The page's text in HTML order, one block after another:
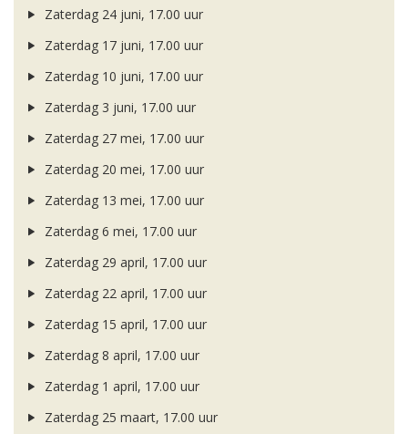
Zaterdag 24 juni, 17.00 uur
Zaterdag 17 juni, 17.00 uur
Zaterdag 10 juni, 17.00 uur
Zaterdag 3 juni, 17.00 uur
Zaterdag 27 mei, 17.00 uur
Zaterdag 20 mei, 17.00 uur
Zaterdag 13 mei, 17.00 uur
Zaterdag 6 mei, 17.00 uur
Zaterdag 29 april, 17.00 uur
Zaterdag 22 april, 17.00 uur
Zaterdag 15 april, 17.00 uur
Zaterdag 8 april, 17.00 uur
Zaterdag 1 april, 17.00 uur
Zaterdag 25 maart, 17.00 uur